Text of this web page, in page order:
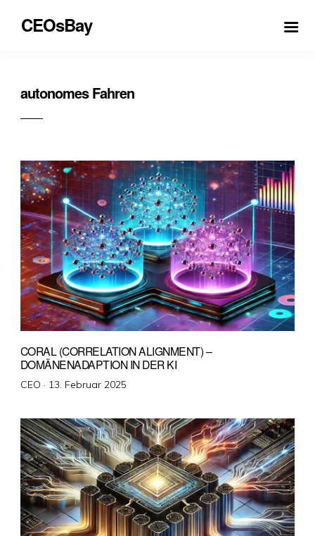
CEOsBay
autonomes Fahren
CORAL (CORRELATION ALIGNMENT) –
DOMÄNENADAPTION IN DER KI
CEO · Veröffentlicht
13. Februar 2025